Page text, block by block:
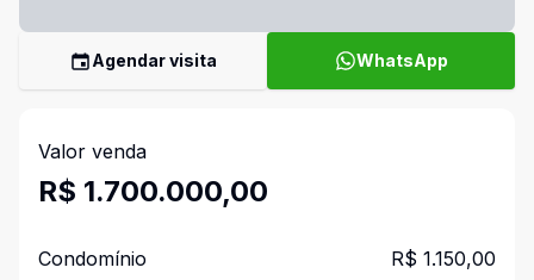
Agendar visita WhatsApp
Valor venda
R$ 1.700.000,00
Condomínio R$ 1.150,00